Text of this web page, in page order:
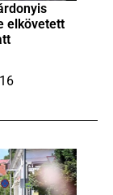
elkövetett